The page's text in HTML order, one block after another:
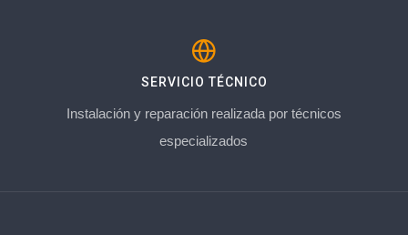
SERVICIO TÉCNICO
Instalación y reparación realizada por técnicos
especializados